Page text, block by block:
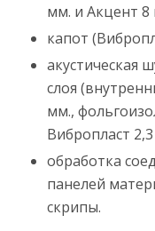
мм. и Акцент 8
капот
акустическая
слоя
мм.,
Вибропласт
обработка
панелей
скрипы.